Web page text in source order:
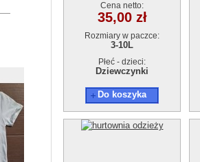
Cena netto:
35,00 zł
Rozmiary w paczce:
3-10L
Płeć - dzieci:
Dziewczynki
Do koszyka